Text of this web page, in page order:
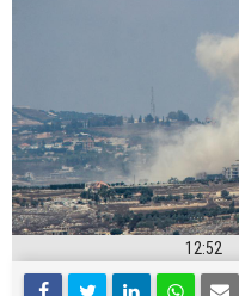
12:52